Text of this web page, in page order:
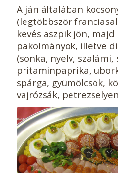
Alján általában
(legtöbbször
kevés aszpik jön,
pakolmányok, illetve
(sonka, nyelv, szalámi,
pritaminpaprika,
spárga, gyümölcsök,
vajrózsák,